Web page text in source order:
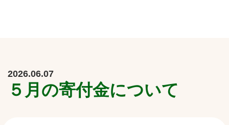
2026.06.07
５月の寄付金について